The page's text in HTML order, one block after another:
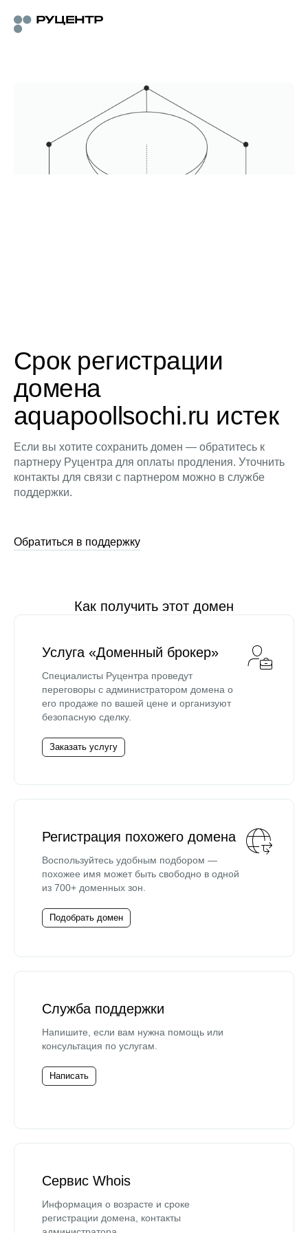
Срок регистрации
домена
aquapoollsochi.ru истек
Если вы хотите сохранить домен — обратитесь к
партнеру Руцентра для оплаты продления. Уточнить
контакты для связи с партнером можно в службе
поддержки.
Обратиться в поддержку
Как получить этот домен
Услуга «Доменный брокер»
Специалисты Руцентра проведут
переговоры с администратором домена о
его продаже по вашей цене и организуют
безопасную сделку.
Заказать услугу
Регистрация похожего домена
Воспользуйтесь удобным подбором —
похожее имя может быть свободно в одной
из 700+ доменных зон.
Подобрать домен
Служба поддержки
Напишите, если вам нужна помощь или
консультация по услугам.
Написать
Сервис Whois
Информация о возрасте и сроке
регистрации домена, контакты